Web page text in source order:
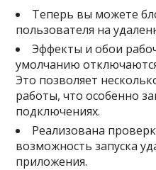
Теперь вы можете
пользователя на
Эффекты и обои
умолчанию
Это позволяет
работы, что особенно
подключениях.
Реализована
возможность запуска
приложения.